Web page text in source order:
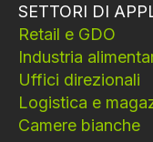
SETTORI DI
Retail e GDO
Industria
Uffici direzionali
Logistica e
Camere bianche